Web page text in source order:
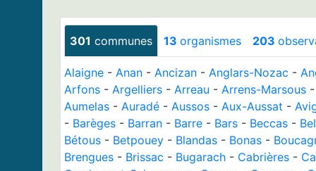
301 communes 13 organismes 203
Alaigne - Anan - Ancizan - Anglars-Nozac -
Arfons - Argelliers - Arreau - Arrens-Marsous -
Aumelas - Auradé - Aussos - Aux-Aussat -
- Barèges - Barran - Barre - Bars - Beccas -
Bétous - Betpouey - Blandas - Bonas -
Brengues - Brissac - Bugarach - Cabrières -